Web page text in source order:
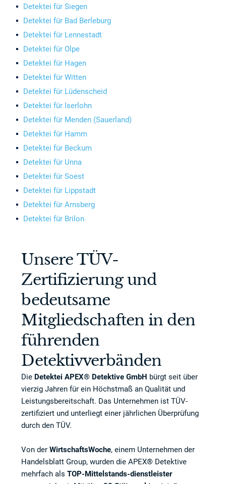
Detektei für Siegen
Detektei für Bad Berleburg
Detektei für Lennestadt
Detektei für Olpe
Detektei für Hagen
Detektei für Witten
Detektei für Lüdenscheid
Detektei für Iserlohn
Detektei für Menden (Sauerland)
Detektei für Hamm
Detektei für Beckum
Detektei für Unna
Detektei für Soest
Detektei für Lippstadt
Detektei für Arnsberg
Detektei für Brilon
Unsere TÜV-
Zertifizierung und
bedeutsame
Mitgliedschaften in den
führenden
Detektivverbänden
Die Detektei APEX® Detektive GmbH bürgt seit über
vierzig Jahren für ein Höchstmaß an Qualität und
Leistungsbereitschaft. Das Unternehmen ist TÜV-
zertifiziert und unterliegt einer jährlichen Überprüfung
durch den TÜV.
Von derWirtschaftsWoche, einem Unternehmen der
Handelsblatt Group, wurden die APEX® Detektive
mehrfach alsTOP-Mittelstands-dienstleister